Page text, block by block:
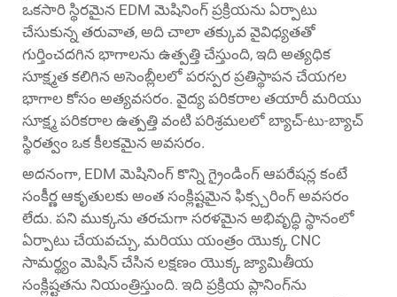
ఒకసారి స్థిరమైన EDM మెషినింగ్ ప్రక్రియను ఏర్పాటు
చేసుకున్న తరువాత, అది చాలా తక్కువ వైవిధ్యతతో
గుర్తించదగిన భాగాలను ఉత్పత్తి చేస్తుంది, ఇది అత్యధిక
సూక్ష్మత కలిగిన అసెంబ్లీలలో పరస్పర ప్రతిస్థాపన చేయగల
భాగాల కోసం అత్యవసరం. వైద్య పరికరాల తయారీ మరియు
సూక్ష్మ పరికరాల ఉత్పత్తి వంటి పరిశ్రమలలో బ్యాచ్-టు-బ్యాచ్
స్థిరత్వం ఒక కీలకమైన అవసరం.
అదనంగా, EDM మెషినింగ్ కొన్ని గ్రైండింగ్ ఆపరేషన్ల కంటే
సంకీర్ణ ఆకృతులకు అంత సంక్లిష్టమైన ఫిక్స్చరింగ్ అవసరం
లేదు. పని ముక్కను తరచుగా సరళమైన అభివృద్ధి స్థానంలో
ఏర్పాటు చేయవచ్చు, మరియు యంత్రం యొక్క CNC
సామర్థ్యం మెషిన్ చేసిన లక్షణం యొక్క జ్యామితీయ
సంక్లిష్టతను నియంత్రిస్తుంది. ఇది ప్రక్రియ ప్లానింగ్‌ను